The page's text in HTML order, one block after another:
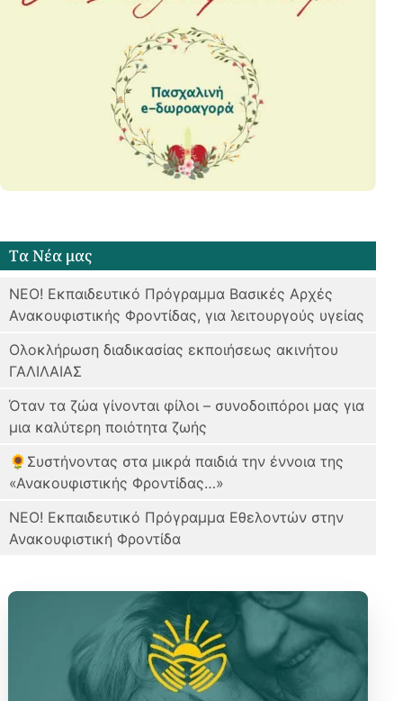
Tα Νέα μας
ΝΕΟ! Εκπαιδευτικό Πρόγραμμα Bασικές Αρχές
Ανακουφιστικής Φροντίδας, για λειτουργούς υγείας
Ολοκλήρωση διαδικασίας εκποιήσεως ακινήτου
ΓΑΛΙΛΑΙΑΣ
Όταν τα ζώα γίνονται φίλοι – συνοδοιπόροι μας για
μια καλύτερη ποιότητα ζωής
🌻Συστήνοντας στα μικρά παιδιά την έννοια της
«Ανακουφιστικής Φροντίδας…»
ΝΕΟ! Εκπαιδευτικό Πρόγραμμα Εθελοντών στην
Ανακουφιστική Φροντίδα